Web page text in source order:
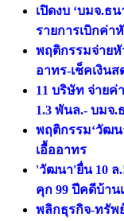
เปิดงบ ‘บมจ.ธ
รายการเบิกค่า
พฤติกรรมจ่ายหั
อาทร-เช็คเงิน
11 บริษัท จ่ายค่
1.3 พันล.- บมจ.
พฤติกรรม‘วัฒ
เอื้ออาทร
'วัฒนา'ยื่น 10
คุก 99 ปีคดีบ้าน
พลิกธุรกิจ-ทรัพ